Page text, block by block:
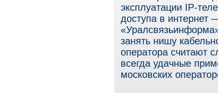
эксплуатации IP-
доступа в интернет
занять нишу
оператора считают
всегда удачные
московских